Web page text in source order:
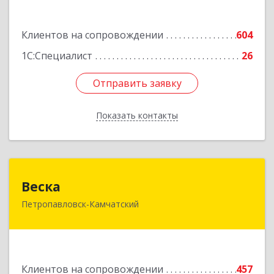
Клиентов на сопровождении
604
1С:Специалист
26
Отправить заявку
Показать контакты
Отправить заявку
Назад
Веска
Петропавловск-Камчатский
Клиентов на сопровождении
457
683031, Камчатский край, Петропавловск-
Подробнее